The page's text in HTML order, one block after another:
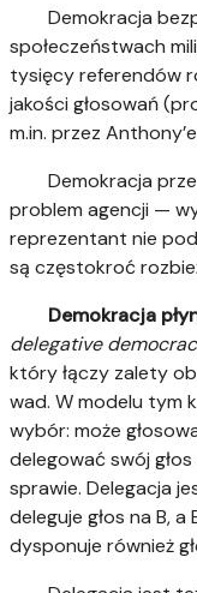
Demokracja
społeczeństwach
tysięcy referendów
jakości głosowań
m.in. przez
Demokracja
problem agencji —
reprezentant nie
są częstokroć
Demokracja
delegative
który łączy zalety
wad. W modelu tym
wybór: może
delegować swój
sprawie. Delegacja
deleguje głos na B,
dysponuje również